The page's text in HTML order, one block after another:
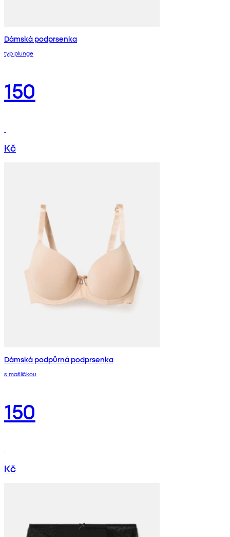
Dámská podprsenka
typ plunge
150
Kč
Dámská podpůrná podprsenka
s mašličkou
150
Kč